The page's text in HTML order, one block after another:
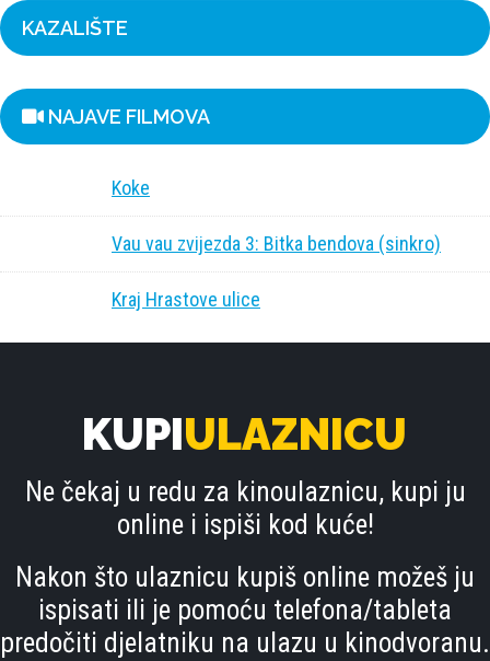
KAZALIŠTE
NAJAVE FILMOVA
Koke
Vau vau zvijezda 3: Bitka bendova (sinkro)
Kraj Hrastove ulice
KUPIULAZNICU
Ne čekaj u redu za kinoulaznicu, kupi ju
online i ispiši kod kuće!
Nakon što ulaznicu kupiš online možeš ju
ispisati ili je pomoću telefona/tableta
predočiti djelatniku na ulazu u kinodvoranu.